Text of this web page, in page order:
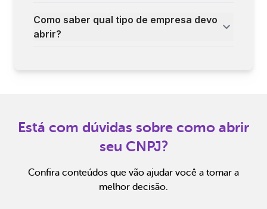
Como saber qual tipo de empresa devo
abrir?
Está com dúvidas sobre como abrir
seu CNPJ?
Confira conteúdos que vão ajudar você a tomar a
melhor decisão.